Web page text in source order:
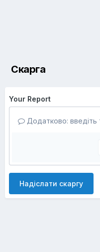
Скарга
Your Report
Додатково: введіть
Надіслати скаргу